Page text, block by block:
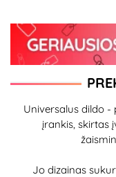
Universalus dildo
įrankis, skirtas
Jo dizainas